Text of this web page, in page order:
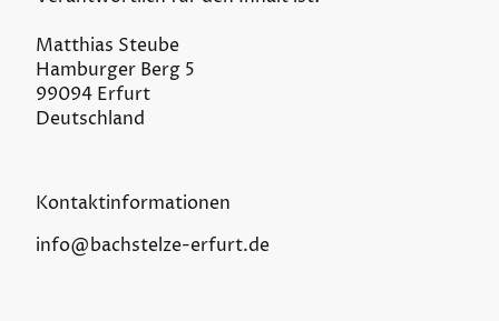
Matthias Steube
Hamburger Berg 5
99094 Erfurt
Deutschland
Kontaktinformationen
info@bachstelze-erfurt.de